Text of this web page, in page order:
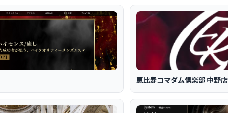
恵比寿コマダム倶楽部 中野店